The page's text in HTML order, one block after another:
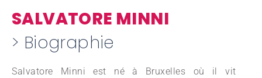
SALVATORE MINNI
> Biographie
Salvatore Minni est né à Bruxelles où il vit